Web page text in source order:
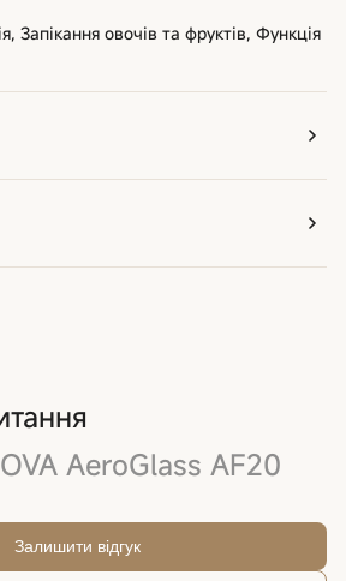
Запікання овочів та фруктів, Функція
AeroGlass AF20
Залишити відгук